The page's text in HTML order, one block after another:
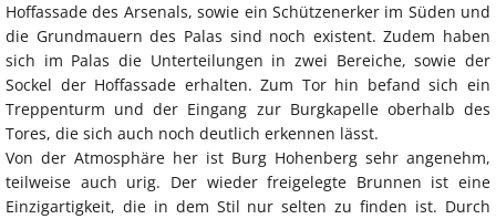
Hoffassade des Arsenals, sowie ein Schützenerker im Süden und
die Grundmauern des Palas sind noch existent. Zudem haben
sich im Palas die Unterteilungen in zwei Bereiche, sowie der
Sockel der Hoffassade erhalten. Zum Tor hin befand sich ein
Treppenturm und der Eingang zur Burgkapelle oberhalb des
Tores, die sich auch noch deutlich erkennen lässt.
Von der Atmosphäre her ist Burg Hohenberg sehr angenehm,
teilweise auch urig. Der wieder freigelegte Brunnen ist eine
Einzigartigkeit, die in dem Stil nur selten zu finden ist. Durch